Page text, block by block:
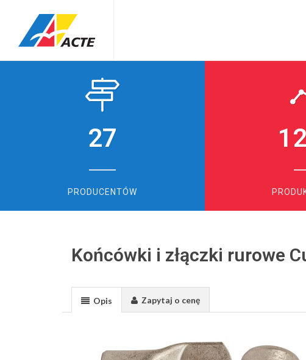
27
PRODUCENTÓW
Końcówki i złączki rurowe
Opis Zapytaj o cenę